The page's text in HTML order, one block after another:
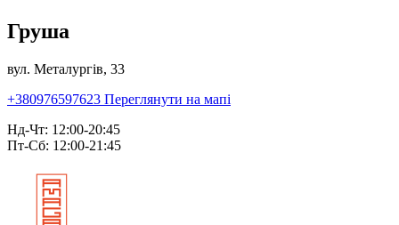
Груша
вул. Металургів, 33
+380976597623 Переглянути на мапі
Нд-Чт: 12:00-20:45
Пт-Сб: 12:00-21:45